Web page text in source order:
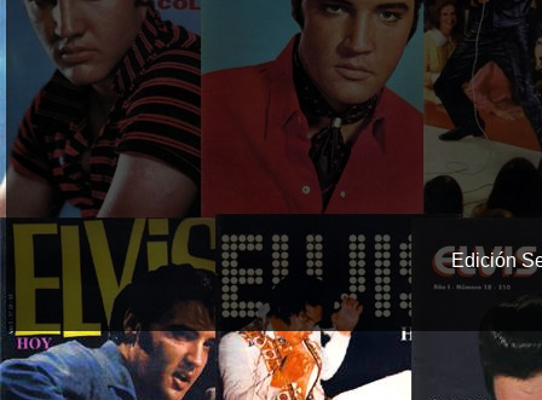
Edición